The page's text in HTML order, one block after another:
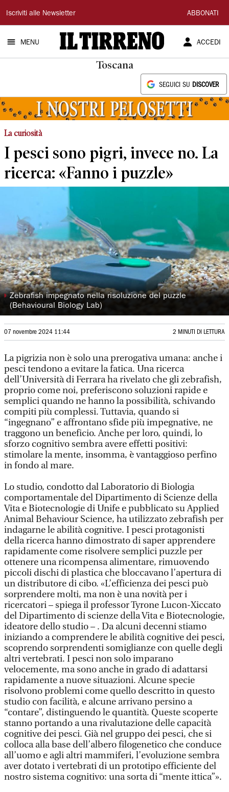
Il
Tirreno
Iscriviti alle Newsletter ABBONATI
MENU ACCEDI
Toscana
SEGUICI SU DISCOVER
La curiosità
I pesci sono pigri, invece no. La
ricerca: «Fanno i puzzle»
◗Zebrafish impegnato nella risoluzione del puzzle
(Behavioural Biology Lab)
07 novembre 2024 11:44 2 MINUTI DI LETTURA
La pigrizia non è solo una prerogativa umana: anche i
pesci tendono a evitare la fatica. Una ricerca
dell’Università di Ferrara ha rivelato che gli zebrafish,
proprio come noi, preferiscono soluzioni rapide e
semplici quando ne hanno la possibilità, schivando
compiti più complessi. Tuttavia, quando si
“ingegnano” e affrontano sfide più impegnative, ne
traggono un beneficio. Anche per loro, quindi, lo
sforzo cognitivo sembra avere effetti positivi:
stimolare la mente, insomma, è vantaggioso perfino
in fondo al mare.
Lo studio, condotto dal Laboratorio di Biologia
comportamentale del Dipartimento di Scienze della
Vita e Biotecnologie di Unife e pubblicato su Applied
Animal Behaviour Science, ha utilizzato zebrafish per
indagarne le abilità cognitive. I pesci protagonisti
della ricerca hanno dimostrato di saper apprendere
rapidamente come risolvere semplici puzzle per
ottenere una ricompensa alimentare, rimuovendo
piccoli dischi di plastica che bloccavano l’apertura di
un distributore di cibo. «L’efficienza dei pesci può
sorprendere molti, ma non è una novità per i
ricercatori – spiega il professor Tyrone Lucon-Xiccato
del Dipartimento di scienze della Vita e Biotecnologie,
ideatore dello studio – . Da alcuni decenni stiamo
iniziando a comprendere le abilità cognitive dei pesci,
scoprendo sorprendenti somiglianze con quelle degli
altri vertebrati. I pesci non solo imparano
velocemente, ma sono anche in grado di adattarsi
rapidamente a nuove situazioni. Alcune specie
risolvono problemi come quello descritto in questo
studio con facilità, e alcune arrivano persino a
“contare”, distinguendo le quantità. Queste scoperte
stanno portando a una rivalutazione delle capacità
cognitive dei pesci. Già nel gruppo dei pesci, che si
colloca alla base dell’albero filogenetico che conduce
all’uomo e agli altri mammiferi, l’evoluzione sembra
aver dotato i vertebrati di un prototipo efficiente del
nostro sistema cognitivo: una sorta di “mente ittica”».